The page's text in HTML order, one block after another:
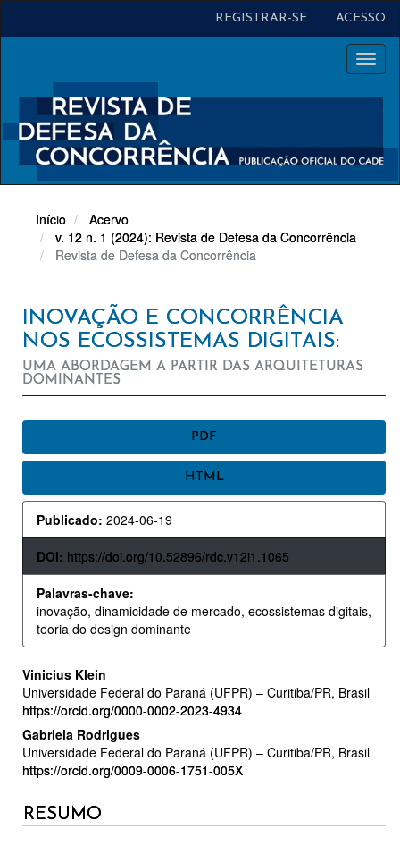
Lateral
REGISTRAR-SE ACESSO
Início
Acervo
v. 12 n. 1 (2024): Revista de Defesa da Concorrência
Revista de Defesa da Concorrência
INOVAÇÃO E CONCORRÊNCIA
NOS ECOSSISTEMAS DIGITAIS:
UMA ABORDAGEM A PARTIR DAS ARQUITETURAS
DOMINANTES
LATERAL
DE
ARTIGOS
PDF
HTML
Publicado: 2024-06-19
DOI: https://doi.org/10.52896/rdc.v12i1.1065
Palavras-chave:
inovação, dinamicidade de mercado, ecossistemas digitais,
teoria do design dominante
CONTEÚDO
DO
ARTIGO
PRINCIPAL
Vinicius Klein
Universidade Federal do Paraná (UFPR) – Curitiba/PR, Brasil
https://orcid.org/0000-0002-2023-4934
Gabriela Rodrigues
Universidade Federal do Paraná (UFPR) – Curitiba/PR, Brasil
https://orcid.org/0009-0006-1751-005X
RESUMO